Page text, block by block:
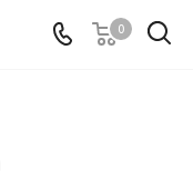
0